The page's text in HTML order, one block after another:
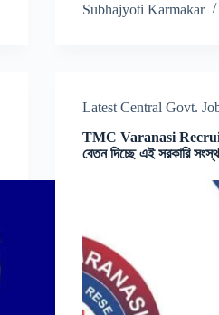
Subhajyoti Karmakar
Latest Central Govt.
TMC Varanasi
বেতন দিচ্ছে এই সরকারি